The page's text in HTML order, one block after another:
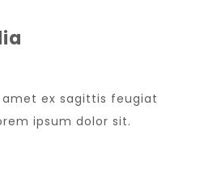
ex sagittis feugiat
ipsum dolor sit.